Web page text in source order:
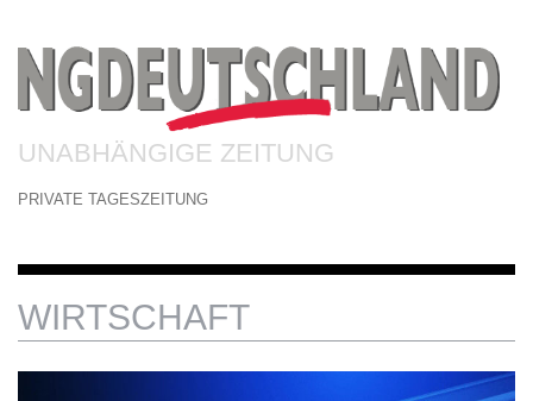
UNABHÄNGIGE ZEITUNG
PRIVATE TAGESZEITUNG
WIRTSCHAFT